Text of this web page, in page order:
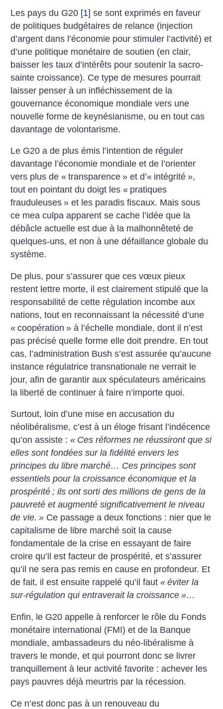
Les pays du G20 [1] se sont exprimés en faveur
de politiques budgétaires de relance (injection
d’argent dans l’économie pour stimuler l’activité) et
d’une politique monétaire de soutien (en clair,
baisser les taux d’intérêts pour soutenir la sacro-
sainte croissance). Ce type de mesures pourrait
laisser penser à un infléchissement de la
gouvernance économique mondiale vers une
nouvelle forme de keynésianisme, ou en tout cas
davantage de volontarisme.
Le G20 a de plus émis l’intention de réguler
davantage l’économie mondiale et de l’orienter
vers plus de « transparence » et d’« intégrité »,
tout en pointant du doigt les « pratiques
frauduleuses » et les paradis fiscaux. Mais sous
ce mea culpa apparent se cache l’idée que la
débâcle actuelle est due à la malhonnêteté de
quelques-uns, et non à une défaillance globale du
système.
De plus, pour s’assurer que ces vœux pieux
restent lettre morte, il est clairement stipulé que la
responsabilité de cette régulation incombe aux
nations, tout en reconnaissant la nécessité d’une
« coopération » à l’échelle mondiale, dont il n’est
pas précisé quelle forme elle doit prendre. En tout
cas, l’administration Bush s’est assurée qu’aucune
instance régulatrice transnationale ne verrait le
jour, afin de garantir aux spéculateurs américains
la liberté de continuer à faire n’importe quoi.
Surtout, loin d’une mise en accusation du
néolibéralisme, c’est à un éloge frisant l’indécence
qu’on assiste :« Ces réformes ne réussiront que si
elles sont fondées sur la fidélité envers les
principes du libre marché… Ces principes sont
essentiels pour la croissance économique et la
prospérité ; ils ont sorti des millions de gens de la
pauvreté et augmenté significativement le niveau
de vie. » Ce passage a deux fonctions : nier que le
capitalisme de libre marché soit la cause
fondamentale de la crise en essayant de faire
croire qu’il est facteur de prospérité, et s’assurer
qu’il ne sera pas remis en cause en profondeur. Et
de fait, il est ensuite rappelé qu’il faut« éviter la
sur-régulation qui entraverait la croissance »…
Enfin, le G20 appelle à renforcer le rôle du Fonds
monétaire international (FMI) et de la Banque
mondiale, ambassadeurs du néo-libéralisme à
travers le monde, et qui pourront donc se livrer
tranquillement à leur activité favorite : achever les
pays pauvres déjà meurtris par la récession.
Ce n’est donc pas à un renouveau du